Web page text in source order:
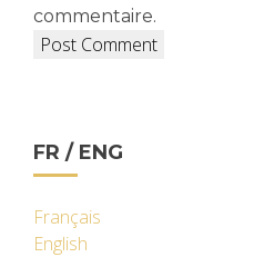
commentaire.
FR / ENG
Français
English